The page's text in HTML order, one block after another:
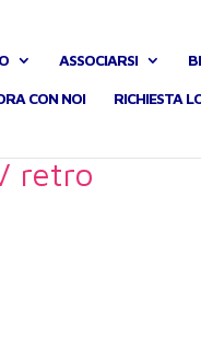
ASSOCIARSI
CON NOI RICHIESTA
retro